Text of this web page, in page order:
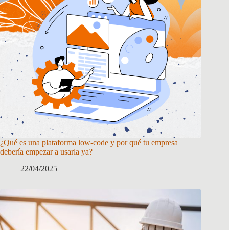
¿Qué es una plataforma low-code y por qué tu empresa
debería empezar a usarla ya?
22/04/2025